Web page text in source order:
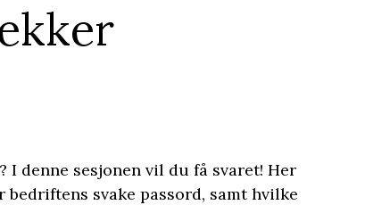
denne sesjonen vil du få svaret! Her
svake passord, samt hvilke